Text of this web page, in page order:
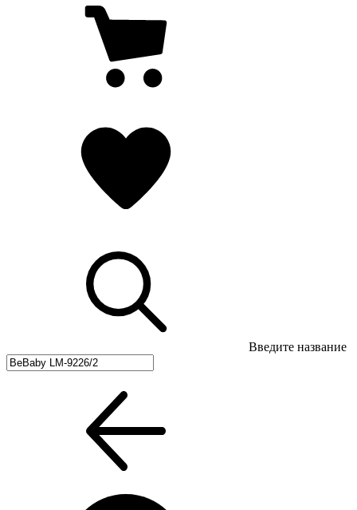
Введите название